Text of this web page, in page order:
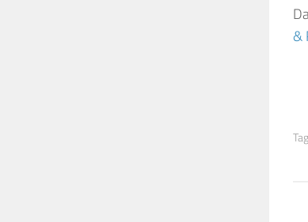
&